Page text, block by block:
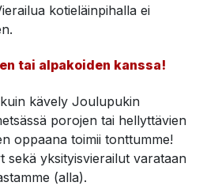
kotieläinpihalla ei
tai alpakoiden kanssa!
kävely Joulupukin
porojen tai hellyttävien
oppaana toimii tonttumme!
sekä yksityisvierailut varataan
(alla).